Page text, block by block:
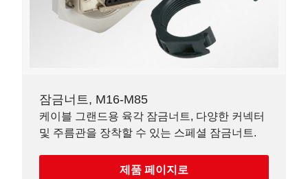
잠금너트, M16-M85
케이블 그랜드용 육각 잠금너트, 다양한 커넥터
및 주름관을 장착할 수 있는 스페셜 잠금너트.
제품 페이지로